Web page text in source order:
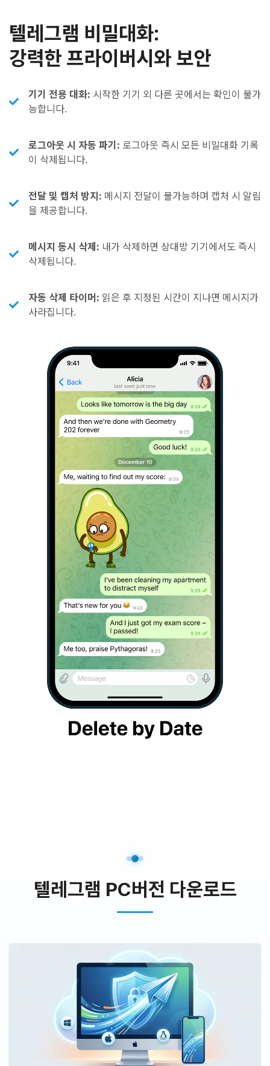
텔레그램 비밀대화:
강력한 프라이버시와 보안
기기 전용 대화: 시작한 기기 외 다른 곳에서는 확인이 불가
능합니다.
로그아웃 시 자동 파기: 로그아웃 즉시 모든 비밀대화 기록
이 삭제됩니다.
전달 및 캡처 방지: 메시지 전달이 불가능하며 캡처 시 알림
을 제공합니다.
메시지 동시 삭제: 내가 삭제하면 상대방 기기에서도 즉시
삭제됩니다.
자동 삭제 타이머: 읽은 후 지정된 시간이 지나면 메시지가
사라집니다.
텔레그램 PC버전 다운로드